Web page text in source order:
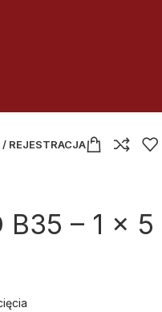
/ REJESTRACJA
B35 – 1 x